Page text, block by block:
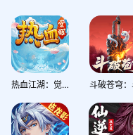
热血江湖：觉醒